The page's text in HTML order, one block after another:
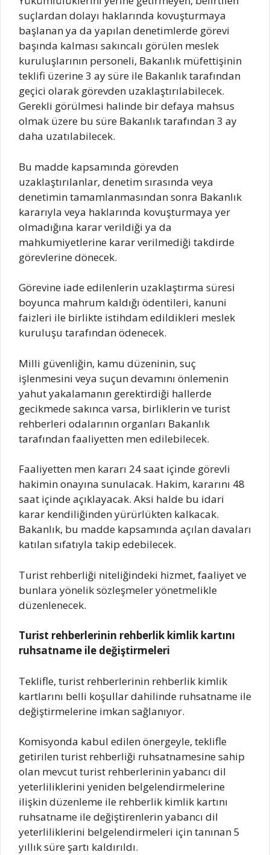
suçlardan dolayı haklarında kovuşturmaya
başlanan ya da yapılan denetimlerde görevi
başında kalması sakıncalı görülen meslek
kuruluşlarının personeli, Bakanlık müfettişinin
teklifi üzerine 3 ay süre ile Bakanlık tarafından
geçici olarak görevden uzaklaştırılabilecek.
Gerekli görülmesi halinde bir defaya mahsus
olmak üzere bu süre Bakanlık tarafından 3 ay
daha uzatılabilecek.
Bu madde kapsamında görevden
uzaklaştırılanlar, denetim sırasında veya
denetimin tamamlanmasından sonra Bakanlık
kararıyla veya haklarında kovuşturmaya yer
olmadığına karar verildiği ya da
mahkumiyetlerine karar verilmediği takdirde
görevlerine dönecek.
Görevine iade edilenlerin uzaklaştırma süresi
boyunca mahrum kaldığı ödentileri, kanuni
faizleri ile birlikte istihdam edildikleri meslek
kuruluşu tarafından ödenecek.
Milli güvenliğin, kamu düzeninin, suç
işlenmesini veya suçun devamını önlemenin
yahut yakalamanın gerektirdiği hallerde
gecikmede sakınca varsa, birliklerin ve turist
rehberleri odalarının organları Bakanlık
tarafından faaliyetten men edilebilecek.
Faaliyetten men kararı 24 saat içinde görevli
hakimin onayına sunulacak. Hakim, kararını 48
saat içinde açıklayacak. Aksi halde bu idari
karar kendiliğinden yürürlükten kalkacak.
Bakanlık, bu madde kapsamında açılan davaları
katılan sıfatıyla takip edebilecek.
Turist rehberliği niteliğindeki hizmet, faaliyet ve
bunlara yönelik sözleşmeler yönetmelikle
düzenlenecek.
Turist rehberlerinin rehberlik kimlik kartını
ruhsatname ile değiştirmeleri
Teklifle, turist rehberlerinin rehberlik kimlik
kartlarını belli koşullar dahilinde ruhsatname ile
değiştirmelerine imkan sağlanıyor.
Komisyonda kabul edilen önergeyle, teklifle
getirilen turist rehberliği ruhsatnamesine sahip
olan mevcut turist rehberlerinin yabancı dil
yeterliliklerini yeniden belgelendirmelerine
ilişkin düzenleme ile rehberlik kimlik kartını
ruhsatname ile değiştirenlerin yabancı dil
yeterliliklerini belgelendirmeleri için tanınan 5
yıllık süre şartı kaldırıldı.